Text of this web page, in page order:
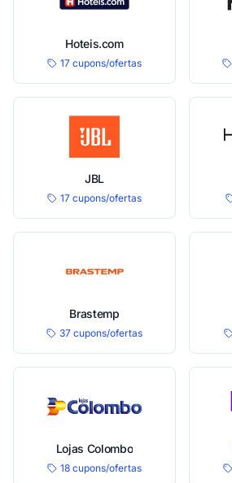
Hoteis.com
17 cupons/ofertas
JBL
17 cupons/ofertas
Brastemp
37 cupons/ofertas
Lojas Colombo
18 cupons/ofertas